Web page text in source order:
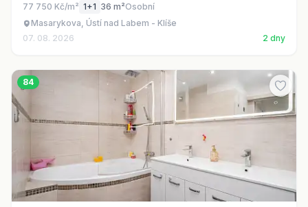
77 750 Kč/m² 1+1 36 m²Osobní
Masarykova, Ústí nad Labem - Klíše
07. 08. 2026
2 dny
84